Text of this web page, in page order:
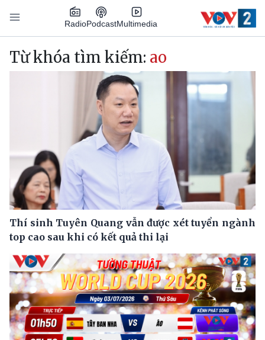
Nhảy đến nội dung
RadioPodcastMultimedia
Main navigation
Từ khóa tìm kiếm: ao
Thí sinh Tuyên Quang vẫn được xét tuyển ngành
top cao sau khi có kết quả thi lại